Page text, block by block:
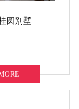
圆别墅